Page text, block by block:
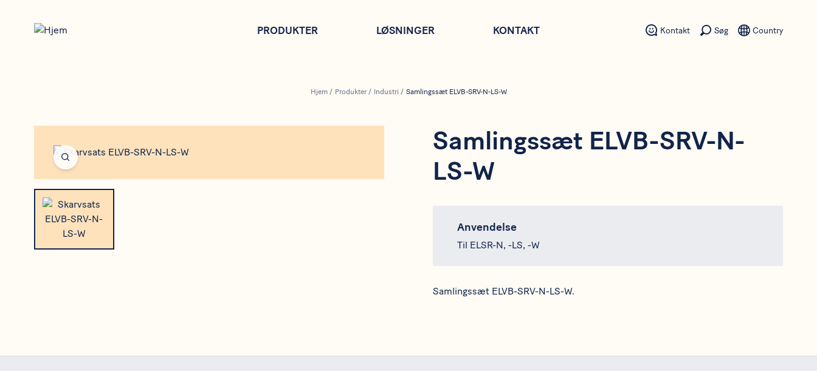
hovedindhold
PRODUKTER LØSNINGER KONTAKT Kontakt Søg Country
Hjem/ Produkter/ Industri / Samlingssæt ELVB-SRV-N-LS-W
Open fullscreen
Samlingssæt ELVB-SRV-N-
LS-W
Anvendelse
Til ELSR-N, -LS, -W
Samlingssæt ELVB-SRV-N-LS-W.